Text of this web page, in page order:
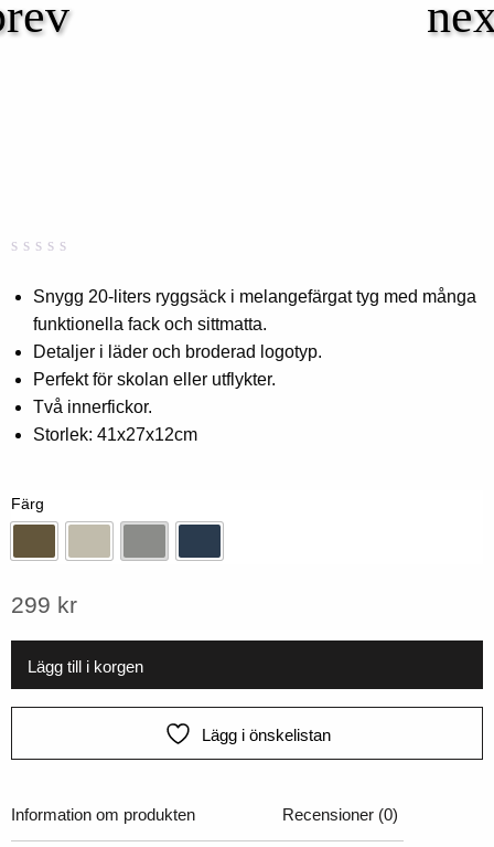
0,00
av
baserat
på
kundbetyg
Snygg 20-liters ryggsäck i melangefärgat tyg med många
funktionella fack och sittmatta.
Detaljer i läder och broderad logotyp.
Perfekt för skolan eller utflykter.
Två innerfickor.
Storlek: 41x27x12cm
Färg
ArmégrönBeige Grå Marin
299 kr
Lägg till i korgen
Lägg i önskelistan
Information om produkten Recensioner (0)